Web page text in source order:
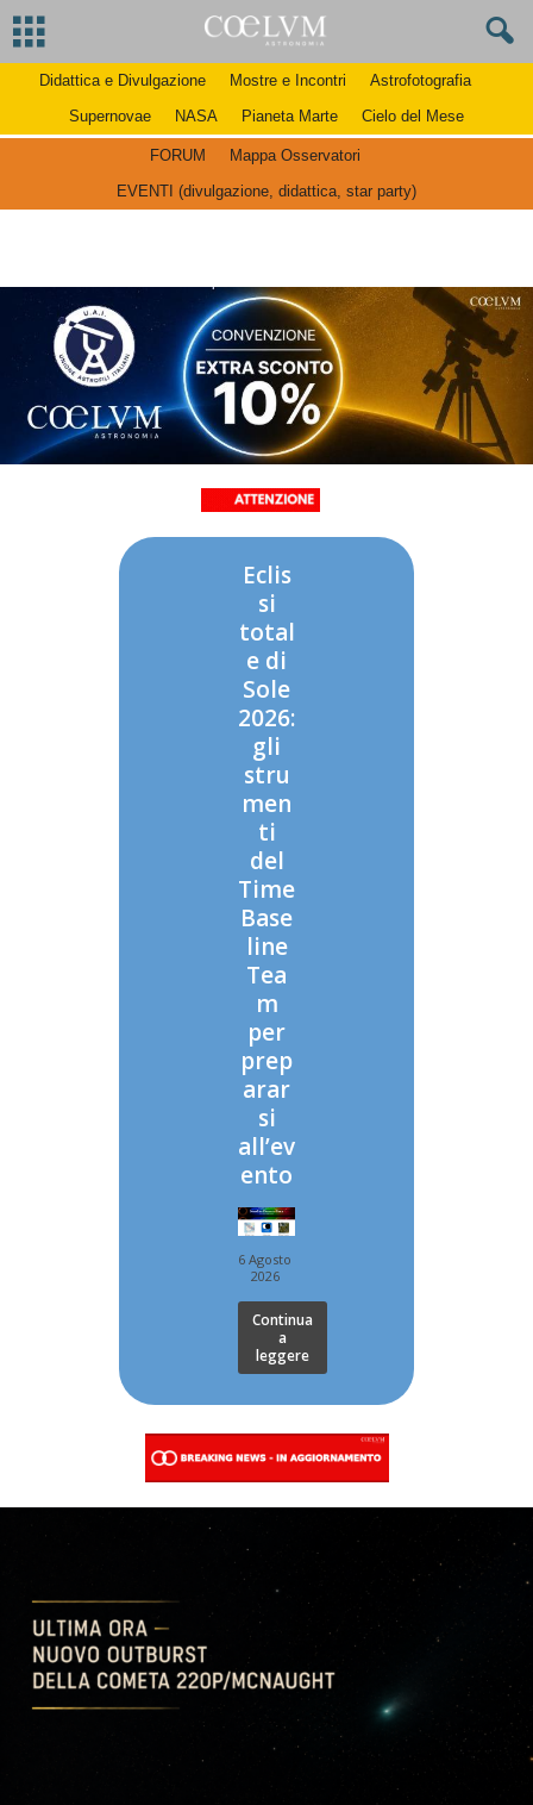
Didattica e Divulgazione Mostre e Incontri
Astrofotografia
Supernovae
NASA Pianeta Marte Cielo del Mese
FORUM
Mappa Osservatori
EVENTI (divulgazione, didattica, star party)
Eclis
si
total
e di
Sole
2026:
gli
stru
men
ti
del
Time
Base
line
Tea
m
per
prep
arar
si
all’ev
ento
6 Agosto
2026
Continua
a
leggere